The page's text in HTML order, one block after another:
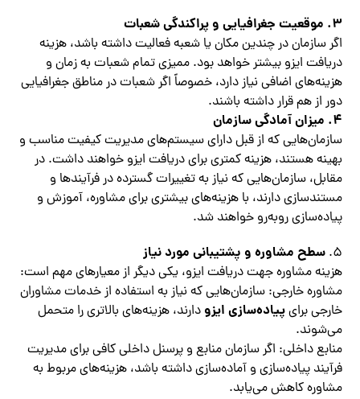
3. موقعیت جغرافیایی و پراکندگی شعبات
اگر سازمان در چندین مکان یا شعبه فعالیت داشته باشد، هزینه
دریافت ایزو بیشتر خواهد بود. ممیزی تمام شعبات به زمان و
هزینه‌های اضافی نیاز دارد، خصوصاً اگر شعبات در مناطق جغرافیایی
دور از هم قرار داشته باشند.
4. میزان آمادگی سازمان
سازمان‌هایی که از قبل دارای سیستم‌های مدیریت کیفیت مناسب و
بهینه هستند، هزینه کمتری برای دریافت ایزو خواهند داشت. در
مقابل، سازمان‌هایی که نیاز به تغییرات گسترده در فرآیندها و
مستندسازی دارند، با هزینه‌های بیشتری برای مشاوره، آموزش و
پیاده‌سازی روبه‌رو خواهند شد.
5. سطح مشاوره و پشتیبانی مورد نیاز
هزینه مشاوره جهت دریافت ایزو، یکی دیگر از معیارهای مهم است:
مشاوره خارجی: سازمان‌هایی که نیاز به استفاده از خدمات مشاوران
خارجی برایپیاده‌سازی ایزو دارند، هزینه‌های بالاتری را متحمل
می‌شوند.
منابع داخلی: اگر سازمان منابع و پرسنل داخلی کافی برای مدیریت
فرآیند پیاده‌سازی و آماده‌سازی داشته باشد، هزینه‌های مربوط به
مشاوره کاهش می‌یابد.